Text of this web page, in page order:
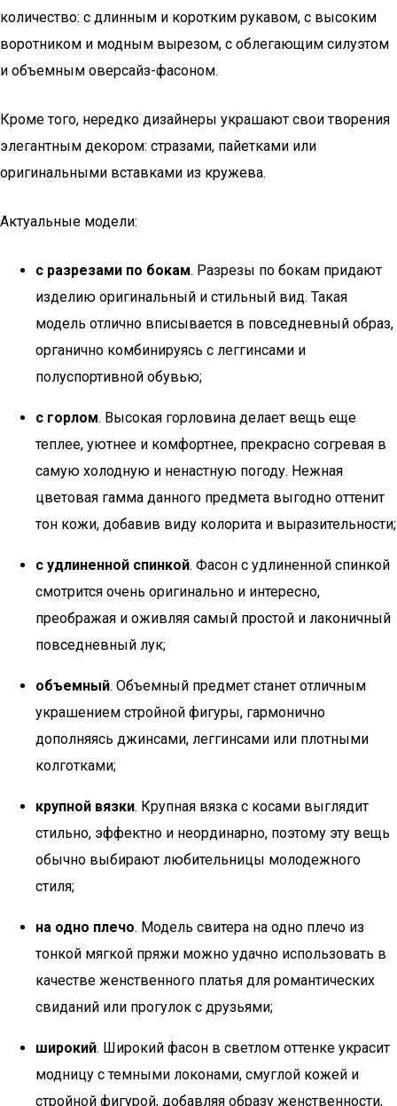
количество: с длинным и коротким рукавом, с высоким
воротником и модным вырезом, с облегающим силуэтом
и объемным оверсайз-фасоном.
Кроме того, нередко дизайнеры украшают свои творения
элегантным декором: стразами, пайетками или
оригинальными вставками из кружева.
Актуальные модели:
с разрезами по бокам. Разрезы по бокам придают
изделию оригинальный и стильный вид. Такая
модель отлично вписывается в повседневный образ,
органично комбинируясь с леггинсами и
полуспортивной обувью;
с горлом. Высокая горловина делает вещь еще
теплее, уютнее и комфортнее, прекрасно согревая в
самую холодную и ненастную погоду. Нежная
цветовая гамма данного предмета выгодно оттенит
тон кожи, добавив виду колорита и выразительности;
с удлиненной спинкой. Фасон с удлиненной спинкой
смотрится очень оригинально и интересно,
преображая и оживляя самый простой и лаконичный
повседневный лук;
объемный. Объемный предмет станет отличным
украшением стройной фигуры, гармонично
дополняясь джинсами, леггинсами или плотными
колготками;
крупной вязки. Крупная вязка с косами выглядит
стильно, эффектно и неординарно, поэтому эту вещь
обычно выбирают любительницы молодежного
стиля;
на одно плечо. Модель свитера на одно плечо из
тонкой мягкой пряжи можно удачно использовать в
качестве женственного платья для романтических
свиданий или прогулок с друзьями;
широкий. Широкий фасон в светлом оттенке украсит
модницу с темными локонами, смуглой кожей и
стройной фигурой, добавляя образу женственности,